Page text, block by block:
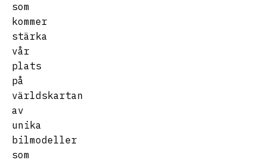
som
kommer
stärka
vår
plats
på
världskartan
av
unika
bilmodeller
som